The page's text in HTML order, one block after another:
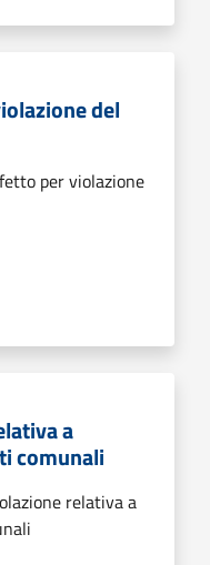
del
per violazione
a
comunali
relativa a